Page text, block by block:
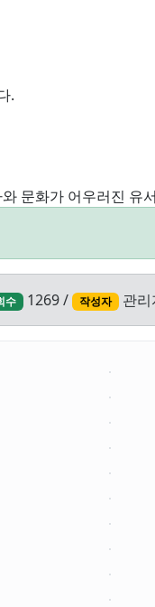
.
문화가 어우러진 유
수 1269 / 작성자 관리